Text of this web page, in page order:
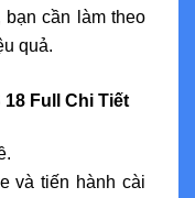
bạn cần làm theo
quả.
Full Chi Tiết
và tiến hành cài